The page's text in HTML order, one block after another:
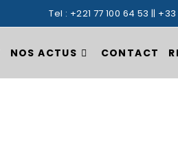
Tel : +221 77 100 64 53 ||
NOS ACTUS CONTACT